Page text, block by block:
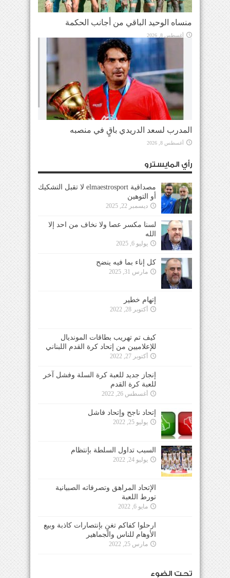
منساه الوحيد الباقي من أجانب الحكمة
أغسطس 8, 2026
المدرب لسعد الدريدي باقٍ في منصبه
أغسطس 8, 2026
رأي المايسترو
مصداقية elmaestrosport لا تقبل التشكيك
أو التوهين
ديسمبر 22, 2025
لسنا مكسر عصا ولا نخاف من احد إلا
الله
يوليو 6, 2025
كل إناء بما فيه ينضح
مارس 31, 2025
إتهام خطير
أكتوبر 28, 2022
كيف تم تهريب بطاقات المونديال
للإعلاميين من إتحاد كرة القدم اللبناني
أكتوبر 27, 2022
إنجاز جديد للعبة كرة السلة وفشل آخر
للعبة كرة القدم
أغسطس 26, 2022
إتحاد ناجح وإتحاد فاشل
يوليو 25, 2022
السبب تداول السلطة بإنتظام
يوليو 24, 2022
الإتحاد المراهق وتصرفاته الصبيانية
تورط اللعبة
مايو 6, 2022
ارحلوا كفاكم تغنٍ بإنتصارات كاذبة وبيع
الأوهام للناس والجماهير
مارس 25, 2022
تحت الضوء